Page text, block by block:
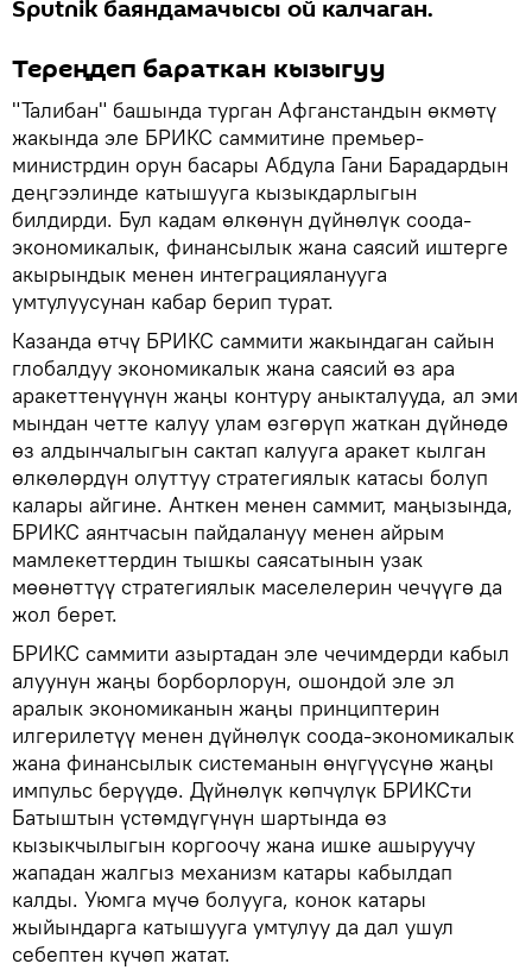
Sputnik баяндамачысы ой калчаган.
Тереңдеп бараткан кызыгуу
"Талибан" башында турган Афганстандын өкмөтү
жакында эле БРИКС саммитине премьер-
министрдин орун басары Абдула Гани Барадардын
деңгээлинде катышууга кызыкдарлыгын
билдирди. Бул кадам өлкөнүн дүйнөлүк соода-
экономикалык, финансылык жана саясий иштерге
акырындык менен интеграцияланууга
умтулуусунан кабар берип турат.
Казанда өтчү БРИКС саммити жакындаган сайын
глобалдуу экономикалык жана саясий өз ара
аракеттенүүнүн жаңы контуру аныкталууда, ал эми
мындан четте калуу улам өзгөрүп жаткан дүйнөдө
өз алдынчалыгын сактап калууга аракет кылган
өлкөлөрдүн олуттуу стратегиялык катасы болуп
калары айгине. Анткен менен саммит, маңызында,
БРИКС аянтчасын пайдалануу менен айрым
мамлекеттердин тышкы саясатынын узак
мөөнөттүү стратегиялык маселелерин чечүүгө да
жол берет.
БРИКС саммити азыртадан эле чечимдерди кабыл
алуунун жаңы борборлорун, ошондой эле эл
аралык экономиканын жаңы принциптерин
илгерилетүү менен дүйнөлүк соода-экономикалык
жана финансылык системанын өнүгүүсүнө жаңы
импульс берүүдө. Дүйнөлүк көпчүлүк БРИКСти
Батыштын үстөмдүгүнүн шартында өз
кызыкчылыгын коргоочу жана ишке ашыруучу
жападан жалгыз механизм катары кабылдап
калды. Уюмга мүчө болууга, конок катары
жыйындарга катышууга умтулуу да дал ушул
себептен күчөп жатат.